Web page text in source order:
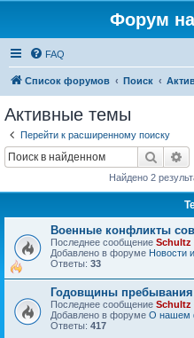
Форум
FAQ
Список форумов Поиск
Активные темы
Перейти к расширенному поиску
Поиск
Найдено 2
Военные конфликты
Последнее сообщение Schultz
Добавлено в форуме Новости
Ответы: 33
Годовщины
Последнее сообщение Schultz
Добавлено в форуме О нашем
Ответы: 417